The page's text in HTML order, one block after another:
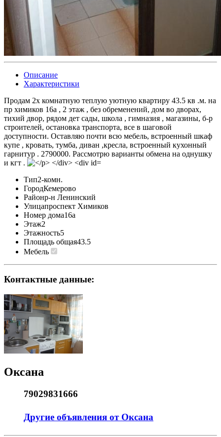
Описание
Характеристики
Продам 2х комнатную теплую уютную квартиру 43.5 кв .м. на
пр химиков 16а , 2 этаж , без обременений, дом во дворах,
тихий двор, рядом дет сады, школа , гимназия , магазины, б-р
строителей, остановка транспорта, все в шаговой
доступности. Оставляю почти всю мебель, встроенный шкаф
купе , кровать, тумба, диван ,кресла, встроенный кухонный
гарнитур . 2790000. Рассмотрю варианты обмена на однушку
и кгт .
Тип2-комн.
ГородКемерово
Районр-н Ленинский
Улицапроспект Химиков
Номер дома16а
Этаж2
Этажность5
Площадь общая43.5
Мебель
Контактные данные:
Оксана
79029831666
Другие объявления от Оксана